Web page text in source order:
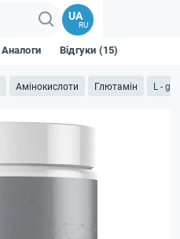
UA
RU
Амінокислоти Глютамін L -
Аналоги Відгуки (15)